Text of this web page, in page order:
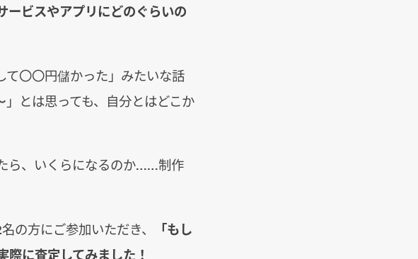
ービスやアプリにどのぐらいの
て〇〇円儲かった」みたいな話
とは思っても、自分とはどこか
ら、いくらになるのか……制作
の方にご参加いただき、
「もし
に査定してみました！